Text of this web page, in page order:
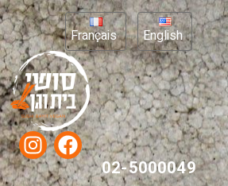
English
Français
02-5000049